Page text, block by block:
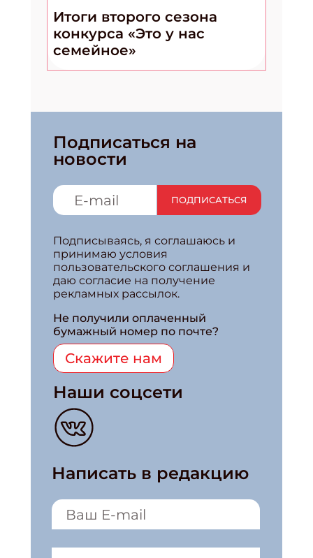
Итоги второго сезона
конкурса «Это у нас
семейное»
Подписаться на
новости
ПОДПИСАТЬСЯ
Подписываясь, я соглашаюсь и
принимаю условия
пользовательского соглашения и
даю согласие на получение
рекламных рассылок.
Не получили оплаченный
бумажный номер по почте?
Скажите нам
Наши соцсети
Написать в редакцию